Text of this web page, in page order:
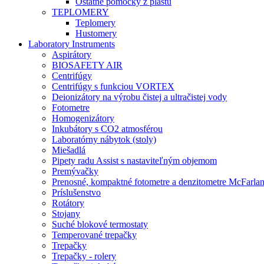
TEPLOMERY
Teplomery
Hustomery
Laboratory Instruments
Aspirátory
BIOSAFETY AIR
Centrifúgy
Centrifúgy s funkciou VORTEX
Deionizátory na výrobu čistej a ultračistej vody
Fotometre
Homogenizátory
Inkubátory s CO2 atmosférou
Laboratórny nábytok (stoly)
Miešadlá
Pipety radu Assist s nastaviteľným objemom
Premývačky
Prenosné, kompaktné fotometre a denzitometre
Príslušenstvo
Rotátory
Stojany
Suché blokové termostaty
Temperované trepačky
Trepačky
Trepačky - rolery